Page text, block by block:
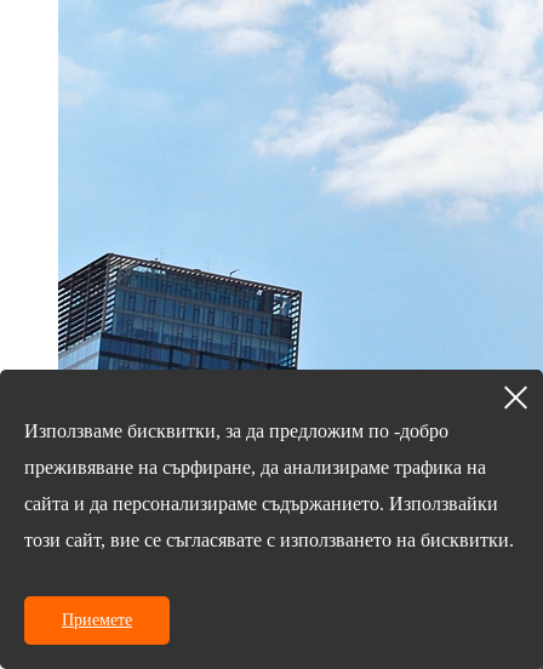
18/03/25
Седем фактора, които трябва да вземете предвид
при избора на S ...
Използваме бисквитки, за да предложим по -добро
преживяване на сърфиране, да анализираме трафика на
сайта и да персонализираме съдържанието. Използвайки
този сайт, вие се съгласявате с използването на бисквитки.
Приемете